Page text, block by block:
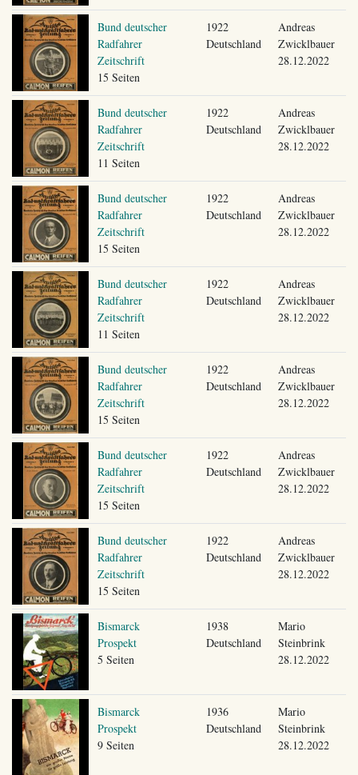
Bund deutscher
Radfahrer
Zeitschrift
15 Seiten
1922
Deutschland
Andreas
Zwicklbauer
28.12.2022
Bund deutscher
Radfahrer
Zeitschrift
11 Seiten
1922
Deutschland
Andreas
Zwicklbauer
28.12.2022
Bund deutscher
Radfahrer
Zeitschrift
15 Seiten
1922
Deutschland
Andreas
Zwicklbauer
28.12.2022
Bund deutscher
Radfahrer
Zeitschrift
11 Seiten
1922
Deutschland
Andreas
Zwicklbauer
28.12.2022
Bund deutscher
Radfahrer
Zeitschrift
15 Seiten
1922
Deutschland
Andreas
Zwicklbauer
28.12.2022
Bund deutscher
Radfahrer
Zeitschrift
15 Seiten
1922
Deutschland
Andreas
Zwicklbauer
28.12.2022
Bund deutscher
Radfahrer
Zeitschrift
15 Seiten
1922
Deutschland
Andreas
Zwicklbauer
28.12.2022
Bismarck
Prospekt
5 Seiten
1938
Deutschland
Mario
Steinbrink
28.12.2022
Bismarck
Prospekt
9 Seiten
1936
Deutschland
Mario
Steinbrink
28.12.2022